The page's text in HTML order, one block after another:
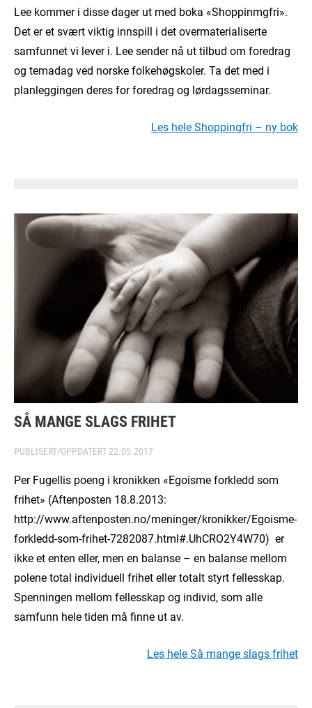
Lee kommer i disse dager ut med boka «Shoppinmgfri».
Det er et svært viktig innspill i det overmaterialiserte
samfunnet vi lever i. Lee sender nå ut tilbud om foredrag
og temadag ved norske folkehøgskoler. Ta det med i
planleggingen deres for foredrag og lørdagsseminar.
Les hele Shoppingfri – ny bok
SÅ MANGE SLAGS FRIHET
PUBLISERT/OPPDATERT 22.05.2017
Per Fugellis poeng i kronikken «Egoisme forkledd som
frihet» (Aftenposten 18.8.2013:
http://www.aftenposten.no/meninger/kronikker/Egoisme-
forkledd-som-frihet-7282087.html#.UhCRO2Y4W70) er
ikke et enten eller, men en balanse – en balanse mellom
polene total individuell frihet eller totalt styrt fellesskap.
Spenningen mellom fellesskap og individ, som alle
samfunn hele tiden må finne ut av.
Les hele Så mange slags frihet